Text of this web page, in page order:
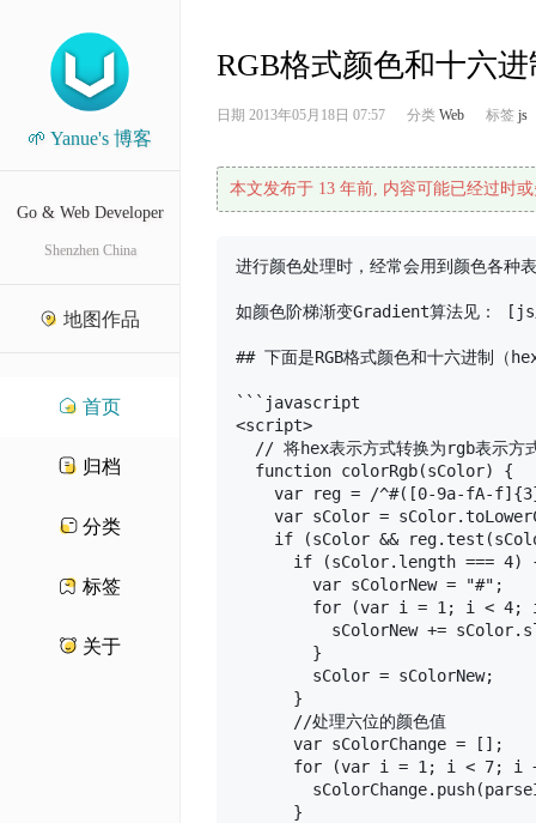
🌱 Yanue's 博客
Go & Web Developer
Shenzhen China
地图作品
首页
归档
分类
标签
关于
RGB格式颜色和十六
日期 2013年05月18日 07:57 分类 Web 标签 js
本文发布于 13 年前, 内容可能已经过时
进行颜色处理时，经常会用到颜色各种
如颜色阶梯渐变Gradient算法见：
## 下面是RGB格式颜色和十六进制（
```javascript
<script>
// 将hex表示方式转换为rgb表示方
  function colorRgb(sColor) {
var reg = /^#([0-9a-fA-
var sColor =
if (sColor &&
if (sColor.length === 4)
        var sColorNew = "#";
for (var i = 1; i < 4;
sColorNew +=
        }
        sColor = sColorNew;
      }
      //处理六位的颜色值
      var sColorChange = [];
for (var i = 1; i < 7; i
      }